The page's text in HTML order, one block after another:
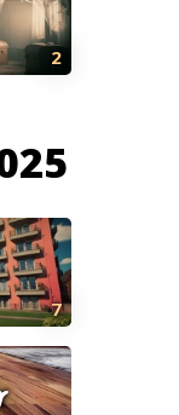
2
7